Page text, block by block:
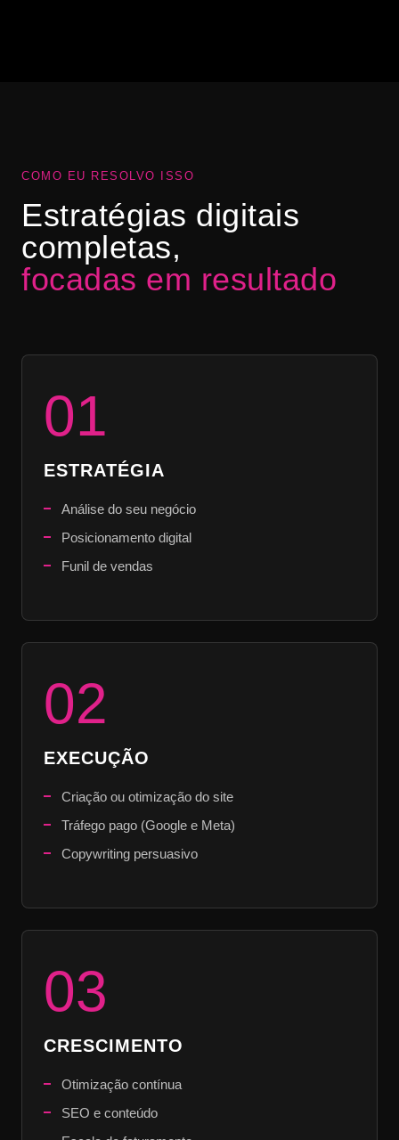
COMO EU RESOLVO ISSO
Estratégias digitais
completas,
focadas em resultado
01
ESTRATÉGIA
Análise do seu negócio
Posicionamento digital
Funil de vendas
02
EXECUÇÃO
Criação ou otimização do site
Tráfego pago (Google e Meta)
Copywriting persuasivo
03
CRESCIMENTO
Otimização contínua
SEO e conteúdo